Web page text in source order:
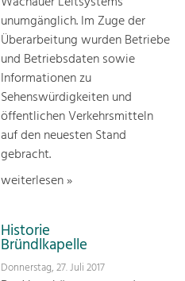
unumgänglich. Im Zuge der
Überarbeitung wurden Betriebe
und Betriebsdaten sowie
Informationen zu
Sehenswürdigkeiten und
öffentlichen Verkehrsmitteln
auf den neuesten Stand
gebracht.
weiterlesen »
Historie
Bründlkapelle
Donnerstag, 27. Juli 2017